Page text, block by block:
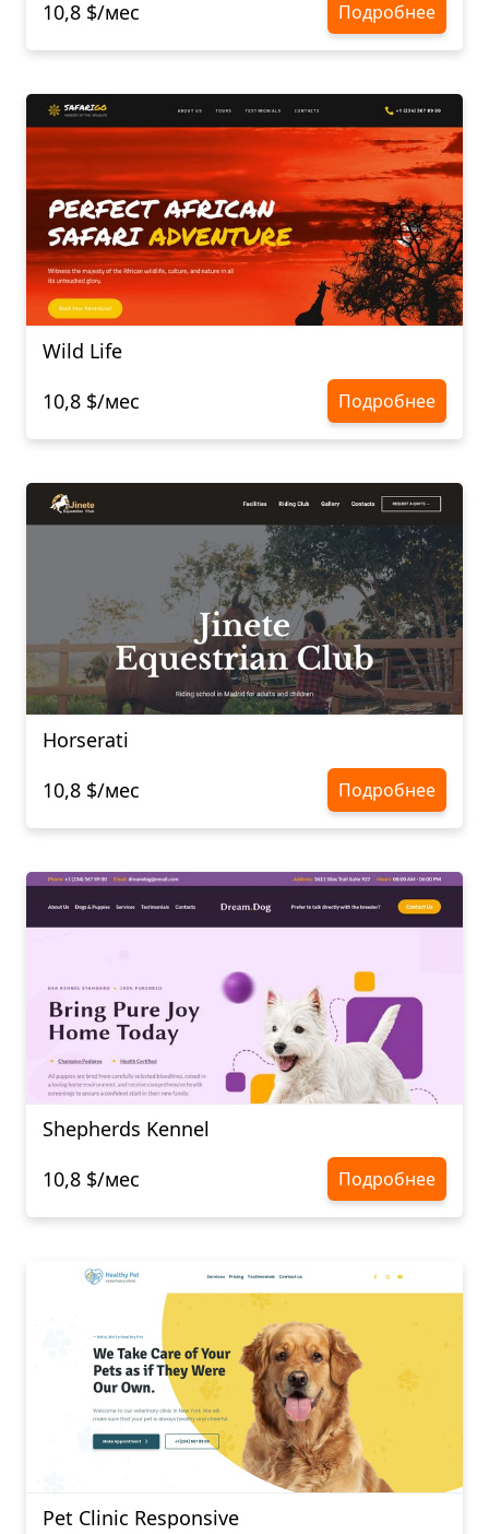
10,8 $/мес Подробнее
Wild Life
10,8 $/мес
Подробнее
Horserati
10,8 $/мес
Подробнее
Shepherds Kennel
10,8 $/мес
Подробнее
Pet Clinic Responsive